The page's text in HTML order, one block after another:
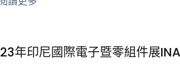
年印尼國際電子暨零組件展